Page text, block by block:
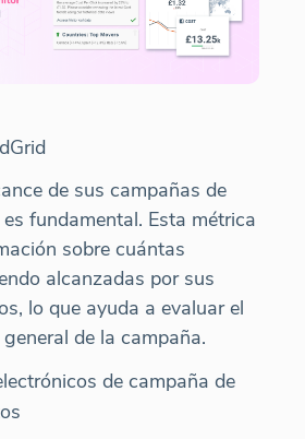
de sus campañas de
fundamental. Esta métrica
sobre cuántas
alcanzadas por sus
lo que ayuda a evaluar el
de la campaña.
de campaña de